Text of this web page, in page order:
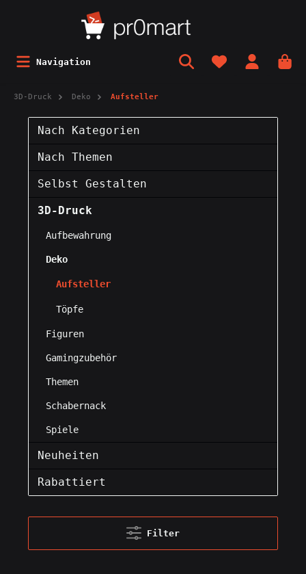
Navigation
3D-Druck Deko Aufsteller
Nach Kategorien
Nach Themen
Selbst Gestalten
3D-Druck
Aufbewahrung
Deko
Aufsteller
Töpfe
Figuren
Gamingzubehör
Themen
Schabernack
Spiele
Neuheiten
Rabattiert
Filter